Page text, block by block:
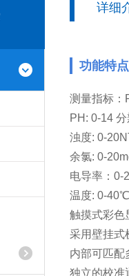
详细
功能特点
测量指标：
PH: 0-14
浊度: 0-
余氯: 0-
电导率：0-
温度: 0-
触摸式彩色
采用壁挂式
内部可匹配
独立的校准